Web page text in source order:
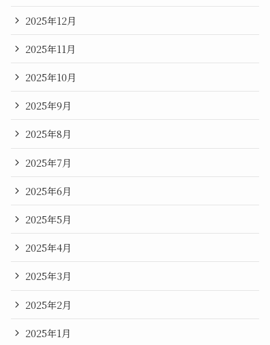
2025年12月
2025年11月
2025年10月
2025年9月
2025年8月
2025年7月
2025年6月
2025年5月
2025年4月
2025年3月
2025年2月
2025年1月